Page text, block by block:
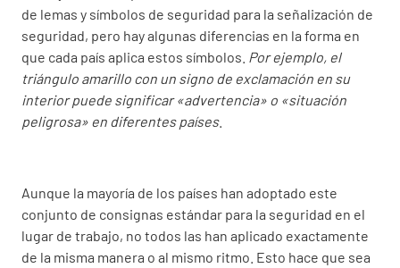
de lemas y símbolos de seguridad para la señalización de
seguridad, pero hay algunas diferencias en la forma en
que cada país aplica estos símbolos. Por ejemplo, el
triángulo amarillo con un signo de exclamación en su
interior puede significar «advertencia» o «situación
peligrosa» en diferentes países.
Aunque la mayoría de los países han adoptado este
conjunto de consignas estándar para la seguridad en el
lugar de trabajo, no todos las han aplicado exactamente
de la misma manera o al mismo ritmo. Esto hace que sea